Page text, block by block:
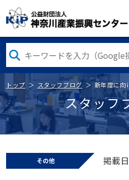
トップ スタッフブログ 新年度に向
スタッフ
その他 掲載